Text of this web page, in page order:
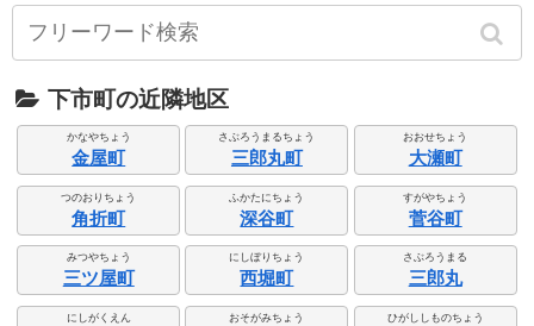
下市町の近隣地区
かなやちょう
金屋町
さぶろうまるちょう
三郎丸町
おおせちょう
大瀬町
つのおりちょう
角折町
ふかたにちょう
深谷町
すがやちょう
菅谷町
みつやちょう
三ツ屋町
にしぼりちょう
西堀町
さぶろうまる
三郎丸
にしがくえん おそがみちょう ひがししものちょう